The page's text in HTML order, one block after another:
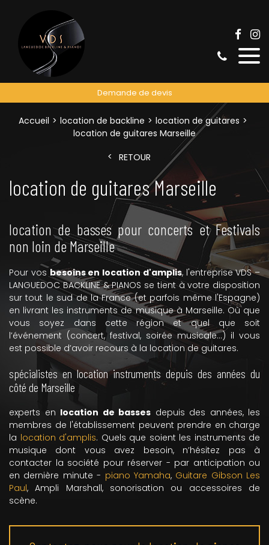
Demande de devis
Accueil location de backline
location de guitares
location de guitares Marseille
RETOUR
location de guitares Marseille
location de basses pour concerts et Festivals
non loin de Marseille
Pour vos besoins en location d'amplis, l'entreprise VDS –
LANGUEDOC BACKLINE & PIANOS se tient à votre disposition
sur tout le sud de la France (et parfois même l'Espagne)
en livrant les instruments de musique à Marseille. Où que
vous soyez dans cette région et quel que soit
l’événement (concert, festival, soirée musicale...) il vous
est possible d’avoir recours à la location de guitares.
spécialistes en location instruments depuis des années du
côté de Marseille
experts en location de basses depuis des années, les
membres de l'établissement peuvent prendre en charge
la location d'amplis. Quels que soient les instruments de
musique dont vous avez besoin, n’hésitez pas à
contacter la société pour réserver - par anticipation ou
en dernière minute - piano Yamaha, Guitare Gibson Les
Paul, Ampli Marshall, sonorisation ou accessoires de
scène.